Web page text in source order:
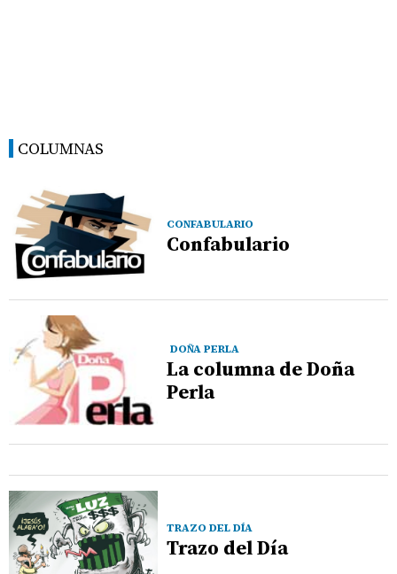
COLUMNAS
CONFABULARIO
Confabulario
DOÑA PERLA
La columna de Doña
Perla
TRAZO DEL DÍA
Trazo del Día